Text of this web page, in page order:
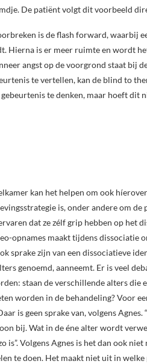
De patiënt volgt dit voorbeeld
is de flash forward, waarbij
Hierna is er meer ruimte en wordt
angst op de voorgrond staat bij
te vertellen, kan de blind to
te denken, maar hoeft dit
kan het helpen om ook
is, onder andere om de
dat ze zélf grip hebben op het
opnames maakt tijdens dissociatie
sprake zijn van een dissociatieve
genoemd, aanneemt. Er is veel
staan de verschillende alters die
worden in de behandeling? Voor
is geen sprake van, volgens Agnes.
bij. Wat in de éne alter wordt
Volgens Agnes is het dan ook
te doen. Het maakt niet uit in